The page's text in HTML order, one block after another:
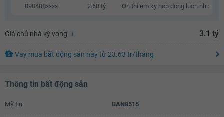
2.95 tỷ
090408xxxx 2.68 tỷ
Giá chủ nhà kỳ vọng 3.1 tỷ
Vay mua bất động sản nàytừ23.63 tr/tháng
Thông tin bất động sản
Mã tin BAN8515